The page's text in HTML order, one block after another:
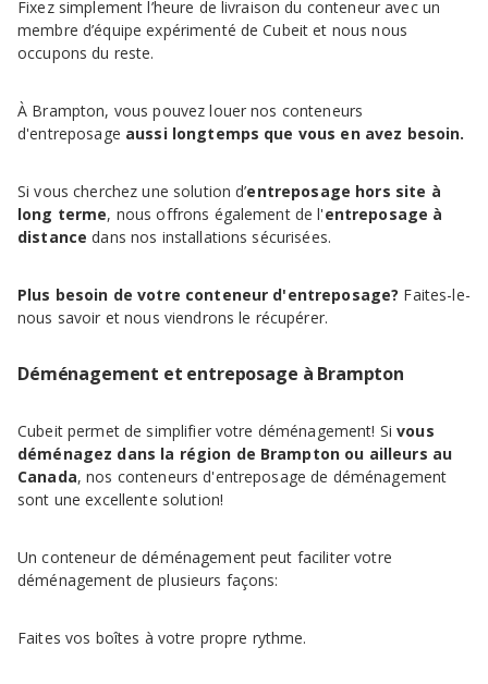
Fixez simplement l’heure de livraison du conteneur avec un
membre d’équipe expérimenté de Cubeit et nous nous
occupons du reste.
À Brampton, vous pouvez louer nos conteneurs
d'entreposage aussi longtemps que vous en avez besoin.
Si vous cherchez une solution d’entreposage hors site à
long terme, nous offrons également de l'entreposage à
distance dans nos installations sécurisées.
Plus besoin de votre conteneur d'entreposage? Faites-le-
nous savoir et nous viendrons le récupérer.
Déménagement et entreposage à Brampton
Cubeit permet de simplifier votre déménagement! Sivous
déménagez dans la région de Brampton ou ailleurs au
Canada, nos conteneurs d'entreposage de déménagement
sont une excellente solution!
Un conteneur de déménagement peut faciliter votre
déménagement de plusieurs façons:
Faites vos boîtes à votre propre rythme.